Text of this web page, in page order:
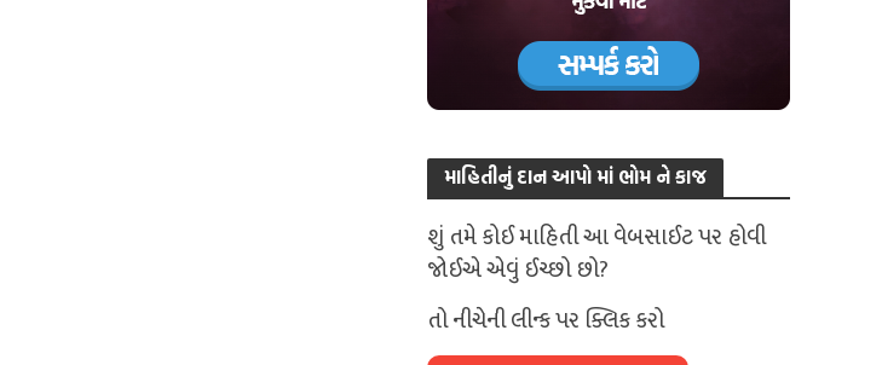
માહિતીનું દાન આપો માં ભોમ ને કાજ
શું તમે કોઈ માહિતી આ વેબસાઈટ પર હોવી
જોઈએ એવું ઈચ્છો છો?
તો નીચેની લીન્ક પર ક્લિક કરો